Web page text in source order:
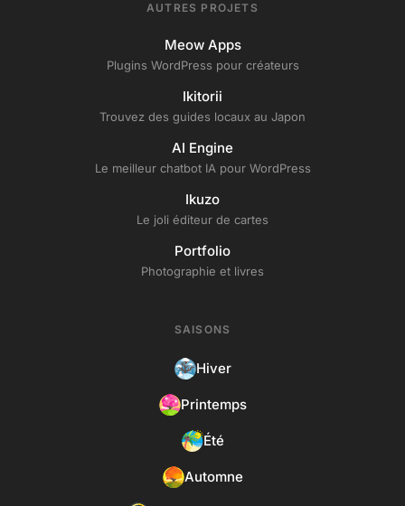
AUTRES PROJETS
Meow Apps
Plugins WordPress pour créateurs
Ikitorii
Trouvez des guides locaux au Japon
AI Engine
Le meilleur chatbot IA pour WordPress
Ikuzo
Le joli éditeur de cartes
Portfolio
Photographie et livres
SAISONS
Hiver
Printemps
Été
Automne